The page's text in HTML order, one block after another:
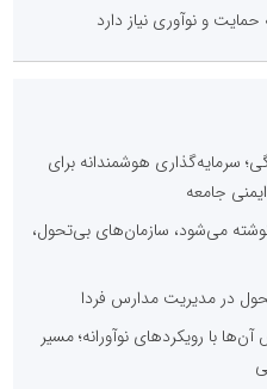
حمایت و نوآوری نیاز دارد
سرمایه‌گذاری هوشمندانه برای
جامعه
می‌شود، سازمان‌های بی‌تحول،
در مدیریت مدارس فردا
با رویکردهای نوآورانه؛ مسیر